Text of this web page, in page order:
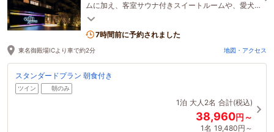
ムに加え、客室サウナ付きスイートルームや、愛犬
と一緒に宿泊できるペット専用棟６部屋も完備。
7時間前に予約されました
東名御殿場ICより車で約2分 地図・アクセス
スタンダードプラン 朝食付き
ツイン 朝のみ
1泊 大人2名 合計(税込)
38,960円～
1名 19,480円～